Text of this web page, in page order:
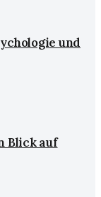
und
Blick auf